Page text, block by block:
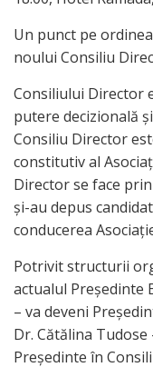
Un punct pe
noului Consiliu
Consiliului Director
putere decizională
Consiliu Director
constitutiv al
Director se face
și-au depus
conducerea
Potrivit structurii
actualul Președinte
– va deveni
Dr. Cătălina
Președinte în